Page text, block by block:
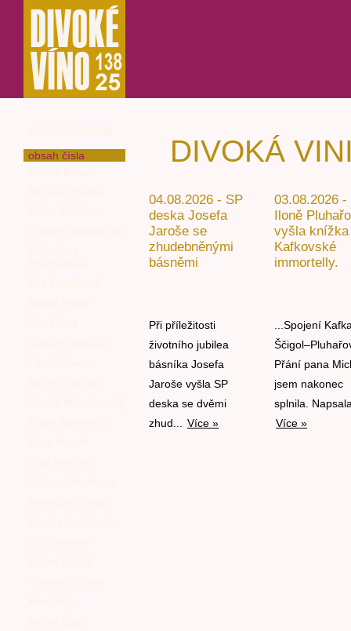
obsah čísla DIVOKÁ
04.08.2026 - SP
deska Josefa
Jaroše se
zhudebněnými
básněmi
Při příležitosti
životního jubilea
básníka Josefa
Jaroše vyšla SP
deska se dvěmi
zhud... Více »
03.08.2026 -
Iloně
vyšla knížka
Kafkovské
immortelly.
...Spojení
Přání pana
jsem nakonec
splnila.
Více »